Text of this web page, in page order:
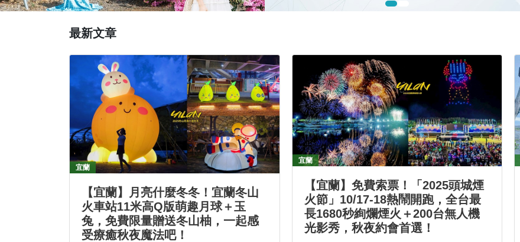
最新文章
宜蘭
【宜蘭】月亮什麼冬冬！宜蘭冬山
火車站11米高Q版萌趣月球＋玉
兔，免費限量贈送冬山柚，一起感
受療癒秋夜魔法吧！
宜蘭
【宜蘭】免費索票！「2025頭城煙
火節」10/17-18熱鬧開跑，全台最
長1680秒絢爛煙火＋200台無人機
光影秀，秋夜約會首選！